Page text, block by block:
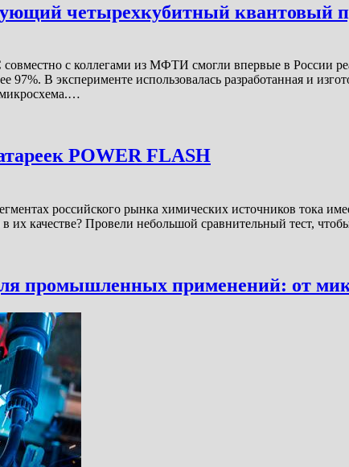
четырехкубитный квантовый
с коллегами из МФТИ смогли впервые в России
В эксперименте использовалась разработанная и
POWER FLASH
российского рынка химических источников тока
их качестве? Провели небольшой сравнительный тест,
промышленных применений: от